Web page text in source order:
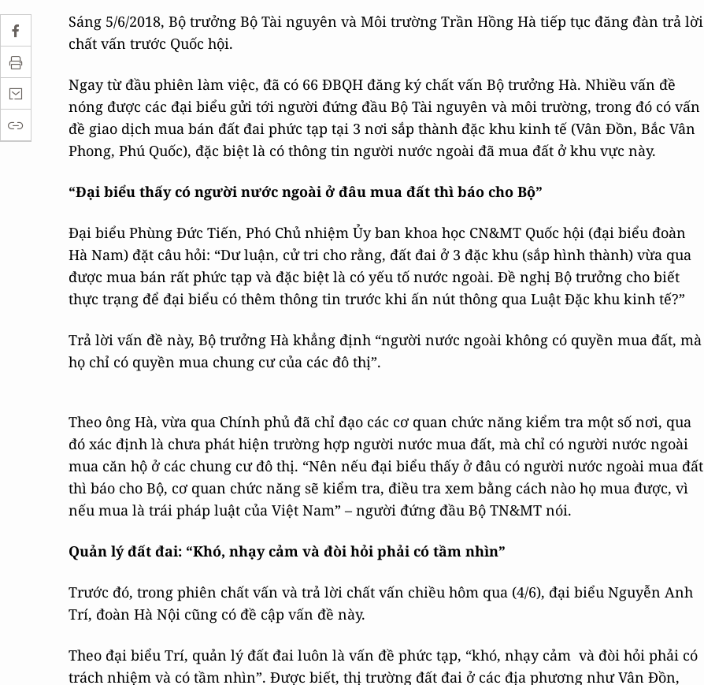
Sáng 5/6/2018, Bộ trưởng Bộ Tài nguyên và Môi trường Trần Hồng Hà tiếp tục đăng đàn trả lời
chất vấn trước Quốc hội.
Ngay từ đầu phiên làm việc, đã có 66 ĐBQH đăng ký chất vấn Bộ trưởng Hà. Nhiều vấn đề
nóng được các đại biểu gửi tới người đứng đầu Bộ Tài nguyên và môi trường, trong đó có vấn
đề giao dịch mua bán đất đai phức tạp tại 3 nơi sắp thành đặc khu kinh tế (Vân Đồn, Bắc Vân
Phong, Phú Quốc), đặc biệt là có thông tin người nước ngoài đã mua đất ở khu vực này.
“Đại biểu thấy có người nước ngoài ở đâu mua đất thì báo cho Bộ”
Đại biểu Phùng Đức Tiến, Phó Chủ nhiệm Ủy ban khoa học CN&MT Quốc hội (đại biểu đoàn
Hà Nam) đặt câu hỏi: “Dư luận, cử tri cho rằng, đất đai ở 3 đặc khu (sắp hình thành) vừa qua
được mua bán rất phức tạp và đặc biệt là có yếu tố nước ngoài. Đề nghị Bộ trưởng cho biết
thực trạng để đại biểu có thêm thông tin trước khi ấn nút thông qua Luật Đặc khu kinh tế?”
Trả lời vấn đề này, Bộ trưởng Hà khẳng định “người nước ngoài không có quyền mua đất, mà
họ chỉ có quyền mua chung cư của các đô thị”.
Theo ông Hà, vừa qua Chính phủ đã chỉ đạo các cơ quan chức năng kiểm tra một số nơi, qua
đó xác định là chưa phát hiện trường hợp người nước mua đất, mà chỉ có người nước ngoài
mua căn hộ ở các chung cư đô thị. “Nên nếu đại biểu thấy ở đâu có người nước ngoài mua đất
thì báo cho Bộ, cơ quan chức năng sẽ kiểm tra, điều tra xem bằng cách nào họ mua được, vì
nếu mua là trái pháp luật của Việt Nam” – người đứng đầu Bộ TN&MT nói.
Quản lý đất đai: “Khó, nhạy cảm và đòi hỏi phải có tầm nhìn”
Trước đó, trong phiên chất vấn và trả lời chất vấn chiều hôm qua (4/6), đại biểu Nguyễn Anh
Trí, đoàn Hà Nội cũng có đề cập vấn đề này.
Theo đại biểu Trí, quản lý đất đai luôn là vấn đề phức tạp, “khó, nhạy cảm và đòi hỏi phải có
trách nhiệm và có tầm nhìn”. Được biết, thị trường đất đai ở các địa phương như Vân Đồn,